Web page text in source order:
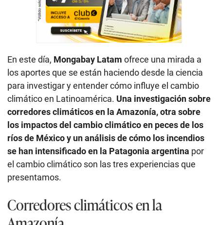
En este día, Mongabay Latam ofrece una mirada a
los aportes que se están haciendo desde la ciencia
para investigar y entender cómo influye el cambio
climático en Latinoamérica. Una investigación sobre
corredores climáticos en la Amazonía, otra sobre
los impactos del cambio climático en peces de los
ríos de México y un análisis de cómo los incendios
se han intensificado en la Patagonia argentina por
el cambio climático son las tres experiencias que
presentamos.
Corredores climáticos en la